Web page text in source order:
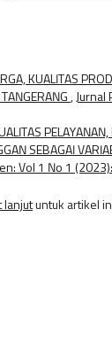
KUALITAS
, Jurnal
SEBAGAI
Vol 1 No 1 (2023):
lanjutuntuk artikel